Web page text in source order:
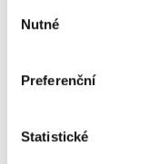
poloze, které
skenování pro
Zjistěte více o tom,
Svůj souhlas můžete
souhlasu
Nutné
Preferenční
Statistické